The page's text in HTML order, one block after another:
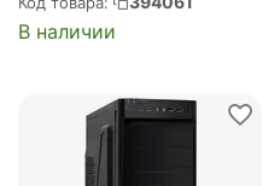
3.0, чёрный
(EX292989RUS)
В наличии